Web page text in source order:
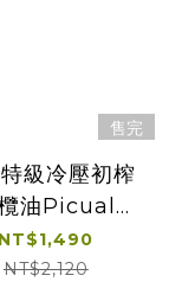
售完
級冷壓初榨
油Picual
贈皇嘉
NT$1,490
NT$2,120